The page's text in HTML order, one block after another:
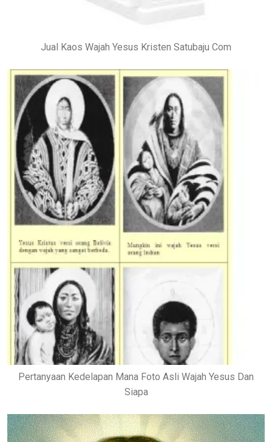
Jual Kaos Wajah Yesus Kristen Satubaju Com
Pertanyaan Kedelapan Mana Foto Asli Wajah Yesus Dan
Siapa